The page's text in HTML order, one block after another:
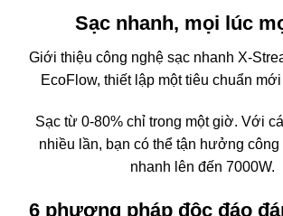
Sạc nhanh, mọi lúc
Giới thiệu công nghệ sạc nhanh X-
EcoFlow, thiết lập một tiêu chuẩn
Sạc từ 0-80% chỉ trong một giờ. Với
nhiều lần, bạn có thể tận hưởng công
nhanh lên đến 7000W.
6 phương pháp độc đáo